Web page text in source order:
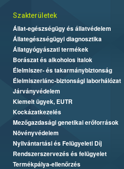
Szakterületek
Állat-egészségügy és állatvédelem
Állategészségügyi diagnosztika
Állatgyógyászati termékek
Borászat és alkoholos italok
Élelmiszer- és takarmánybiztonság
Élelmiszerlánc-biztonsági laborhálózat
Járványvédelem
Kiemelt ügyek, EUTR
Kockázatkezelés
Mezőgazdasági genetikai erőforrások
Növényvédelem
Nyilvántartási és Felügyeleti Díj
Rendszerszervezés és felügyelet
Termékpálya-ellenőrzés